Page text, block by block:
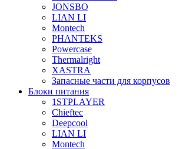
JONSBO
LIAN LI
Montech
PHANTEKS
Powercase
Thermalright
XASTRA
Запасные части для корпусов
Блоки питания
1STPLAYER
Chieftec
Deepcool
LIAN LI
Montech